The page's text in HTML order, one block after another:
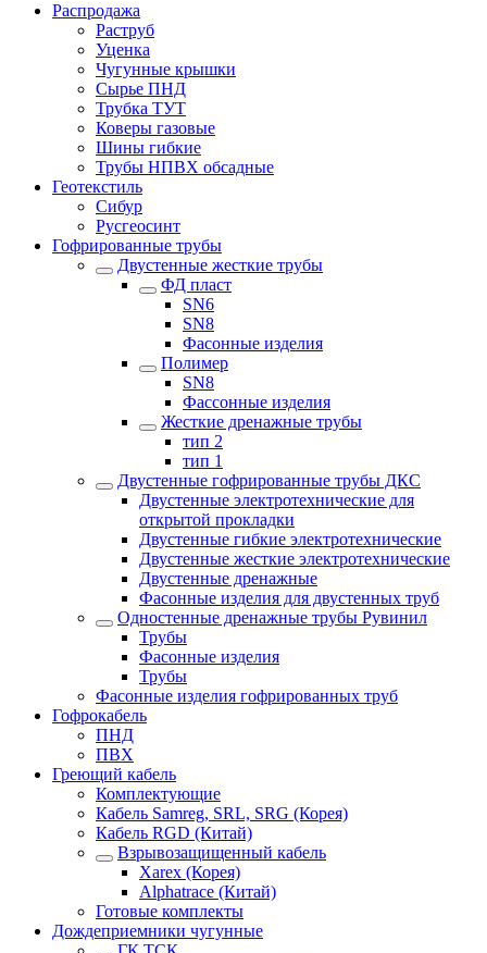
Распродажа
Раструб
Уценка
Чугунные крышки
Сырье ПНД
Трубка ТУТ
Коверы газовые
Шины гибкие
Трубы НПВХ обсадные
Геотекстиль
Сибур
Русгеосинт
Гофрированные трубы
Двустенные жесткие трубы
ФД пласт
SN6
SN8
Фасонные изделия
Полимер
SN8
Фассонные изделия
Жесткие дренажные трубы
тип 2
тип 1
Двустенные гофрированные трубы ДКС
Двустенные электротехнические для
открытой прокладки
Двустенные гибкие электротехнические
Двустенные жесткие электротехнические
Двустенные дренажные
Фасонные изделия для двустенных труб
Одностенные дренажные трубы Рувинил
Трубы
Фасонные изделия
Трубы
Фасонные изделия гофрированных труб
Гофрокабель
ПНД
ПВХ
Греющий кабель
Комплектующие
Кабель Samreg, SRL, SRG (Корея)
Кабель RGD (Китай)
Взрывозащищенный кабель
Xarex (Корея)
Alphatrace (Китай)
Готовые комплекты
Дождеприемники чугунные